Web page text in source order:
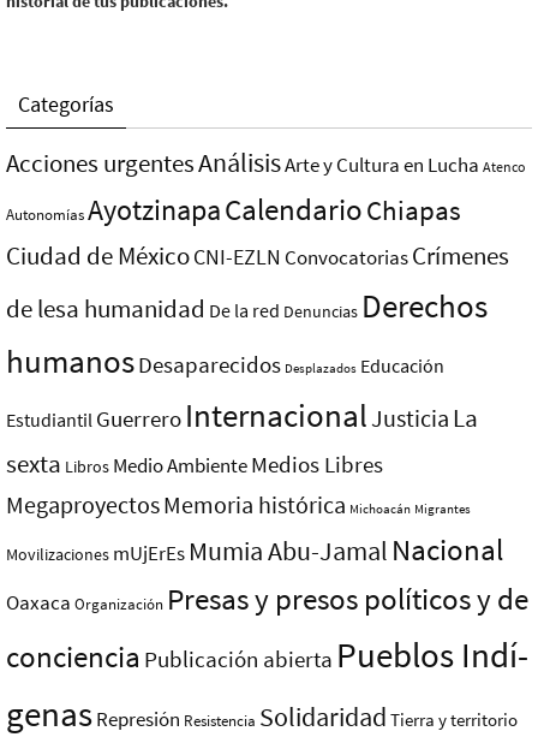
Categorías
Acciones urgentesAnálisisArte y Cultura en Lucha Atenco
AutonomíasAyotzinapaCalendarioChiapas
Ciudad de MéxicoCNI-EZLN ConvocatoriasCrímenes
de lesa humanidad De la red Denuncias Derechos
humanosDesaparecidos Desplazados Educación
Estudiantil Guerrero InternacionalJusticia La
sexta Libros Medio AmbienteMedios Libres
MegaproyectosMemoria histórica Michoacán Migrantes
Movilizaciones mUjErEs Mumia Abu-Jamal Nacional
Oaxaca Organización Presas y presos polí­ticos y de
conciencia Publicación abierta Pueblos Indí­
genasRepresión Resistencia Solidaridad Tierra y territorio